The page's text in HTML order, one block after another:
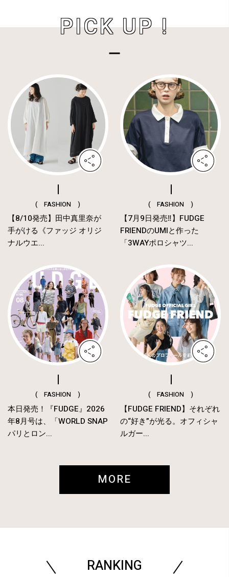
PICK UP !
( FASHION )
【8/10発売】田中真里奈が
手がける《ファッジ オリジ
ナルウエ...
( FASHION )
【7月9日発売‼︎】FUDGE
FRIENDのUMIと作った
「3WAYポロシャツ...
( FASHION )
本日発売！『FUDGE』2026
年8月号は、「WORLD SNAP
パリとロン...
( FASHION )
【FUDGE FRIEND】それぞれ
の“好き”が光る。オフィシャ
ルガー...
MORE
RANKING